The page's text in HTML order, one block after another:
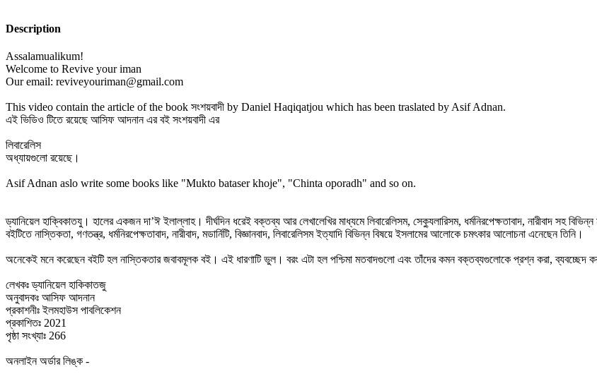
Description
Assalamualikum!
Welcome to Revive your iman
Our email: reviveyouriman@gmail.com
This video contain the article of the book সংশয়বাদী by Daniel Haqiqatjou which has been traslated by Asif Adnan.
এই ভিডিও টিতে রয়েছে আসিফ আদনান এর বই সংশয়বাদী এর
লিবারেলিস
অধ্যায়গুলো রয়েছে।
Asif Adnan aslo write some books like "Mukto bataser khoje", "Chinta oporadh" and so on.
ড্যানিয়েল হাক্বিকাতযু। হালের একজন দা’ঈ ইলাল্লাহ। দীর্ঘদিন ধরেই বক্তব্য আর লেখালেখির মাধ্যমে লিবারেলিসম, সেক্যুলারিসম, ধর্মনিরপেক্ষতাবাদ, নারীবাদ সহ
বইটিতে নাস্তিকতা, গণতন্ত্র, ধর্মনিরপেক্ষতাবাদ, নারীবাদ, মডার্নিটি, বিজ্ঞানবাদ, লিবারেলিসম ইত্যাদি বিভিন্ন বিষয়ে ইসলামের আলোকে চমৎকার আলোচনা এনেছেন তিনি।
অনেকেই মনে করেছেন বইটি হল নাস্তিকতার জবাবমূলক বই। এই ধারণাটি ভুল। বরং এটা হল পশ্চিমা মতবাদগুলো এবং তাঁদের কমন বক্তব্যগুলোকে প্রশ্ন করা, ব্যবচ্ছেদ
লেখকঃ ড্যানিয়েল হাকিকাতজু
অনুবাদকঃ আসিফ আদনান
প্রকাশনীঃ ইলমহাউস পাবলিকেশন
প্রকাশিতঃ 2021
পৃষ্ঠা সংখ্যাঃ 266
অনলাইন অর্ডার লিঙ্ক -